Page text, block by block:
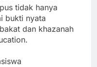
tidak hanya
bukti nyata
dan khazanah